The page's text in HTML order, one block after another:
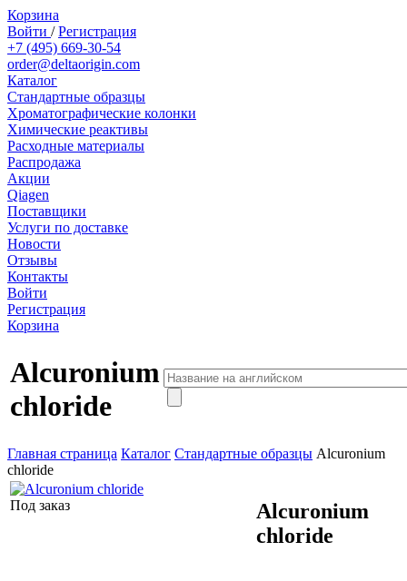
Корзина
Войти /Регистрация
+7 (495) 669-30-54
order@deltaorigin.com
Каталог
Стандартные образцы
Хроматографические колонки
Химические реактивы
Расходные материалы
Распродажа
Акции
Qiagen
Поставщики
Услуги по доставке
Новости
Отзывы
Контакты
Войти
Регистрация
Корзина
Alcuronium
chloride
Главная страница Каталог Стандартные образцы Alcuronium
chloride
Под заказ
Alcuronium
chloride